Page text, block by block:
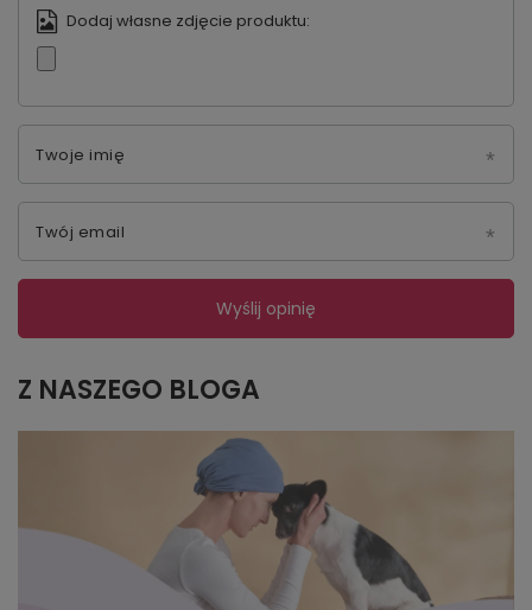
Dodaj własne zdjęcie produktu:
Twoje imię
Twój email
Wyślij opinię
Z NASZEGO BLOGA